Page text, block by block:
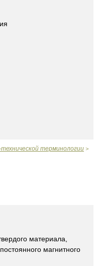
терминологии >
материала,
магнитного